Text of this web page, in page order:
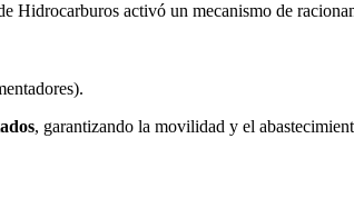
activó un mecanismo de
, garantizando la movilidad y el